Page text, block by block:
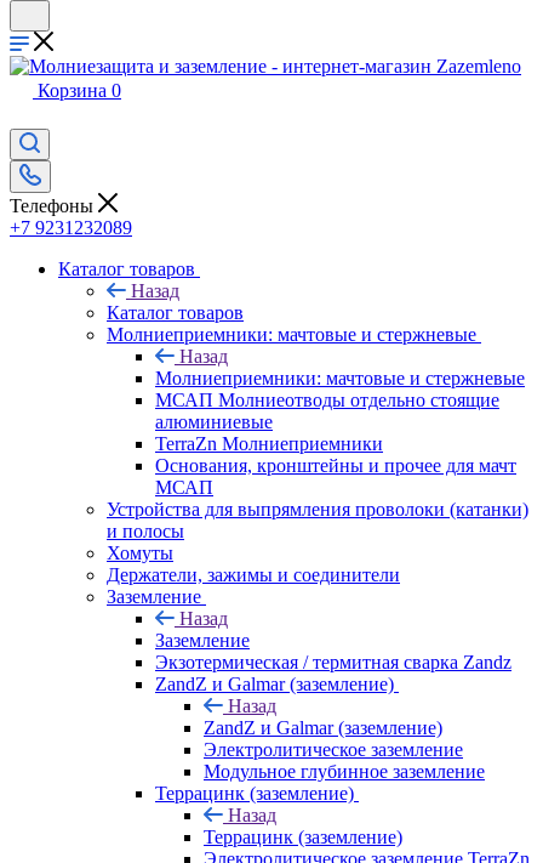
Корзина 0
Телефоны
+7 9231232089
Каталог товаров
Назад
Каталог товаров
Молниеприемники: мачтовые и стержневые
Назад
Молниеприемники: мачтовые и стержневые
МСАП Молниеотводы отдельно стоящие
алюминиевые
TerraZn Молниеприемники
Основания, кронштейны и прочее для мачт
МСАП
Устройства для выпрямления проволоки (катанки)
и полосы
Хомуты
Держатели, зажимы и соединители
Заземление
Назад
Заземление
Экзотермическая / термитная сварка Zandz
ZandZ и Galmar (заземление)
Назад
ZandZ и Galmar (заземление)
Электролитическое заземление
Модульное глубинное заземление
Террацинк (заземление)
Назад
Террацинк (заземление)
Электролитическое заземление TerraZn